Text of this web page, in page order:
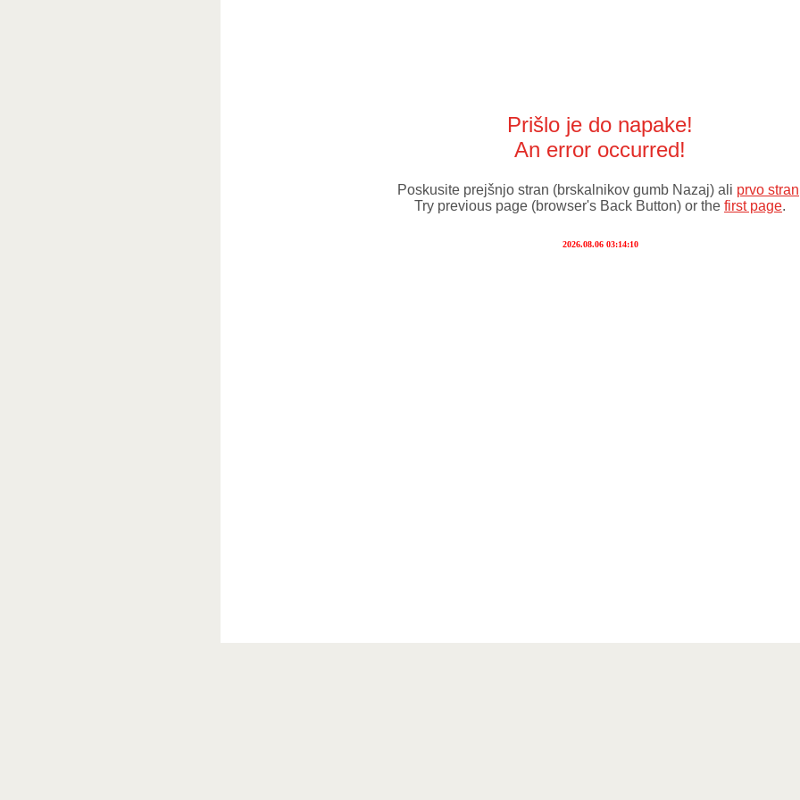
Prišlo je do napake!
An error occurred!
Poskusite prejšnjo stran (brskalnikov gumb Nazaj) ali prvo stran
Try previous page (browser's Back Button) or the first page.
2026.08.06 03:14:10